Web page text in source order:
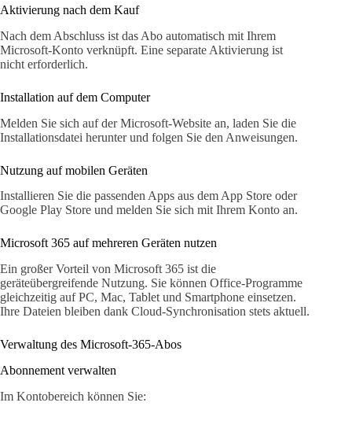
Aktivierung nach dem Kauf
Nach dem Abschluss ist das Abo automatisch mit Ihrem
Microsoft-Konto verknüpft. Eine separate Aktivierung ist
nicht erforderlich.
Installation auf dem Computer
Melden Sie sich auf der Microsoft-Website an, laden Sie die
Installationsdatei herunter und folgen Sie den Anweisungen.
Nutzung auf mobilen Geräten
Installieren Sie die passenden Apps aus dem App Store oder
Google Play Store und melden Sie sich mit Ihrem Konto an.
Microsoft 365 auf mehreren Geräten nutzen
Ein großer Vorteil von Microsoft 365 ist die
geräteübergreifende Nutzung. Sie können Office-Programme
gleichzeitig auf PC, Mac, Tablet und Smartphone einsetzen.
Ihre Dateien bleiben dank Cloud-Synchronisation stets aktuell.
Verwaltung des Microsoft-365-Abos
Abonnement verwalten
Im Kontobereich können Sie: